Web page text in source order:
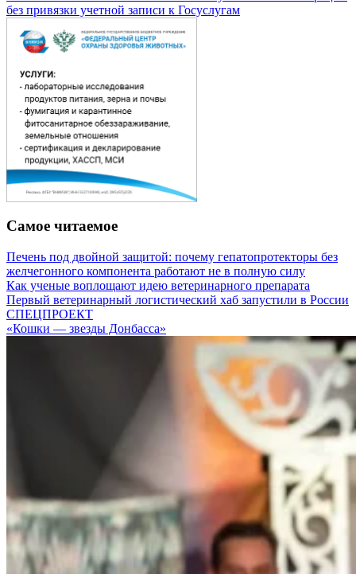
без привязки учетной записи к Госуслугам
Самое читаемое
Печень под двойной защитой: почему гепатопротекторы без
желчегонного компонента работают не в полную силу
Как ученые воплощают идею ветеринарного препарата
Первый ветеринарный логистический хаб запустили в России
СПЕЦПРОЕКТ
«Кошки — звезды Донбасса»